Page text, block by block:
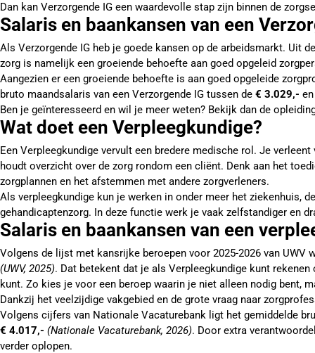
Dan kan Verzorgende IG een waardevolle stap zijn binnen de
Salaris en baankansen van een
Als Verzorgende IG heb je goede kansen op de arbeidsmarkt. Uit
zorg is namelijk een groeiende behoefte aan goed opgeleid
Aangezien er een groeiende behoefte is aan goed opgeleide
bruto maandsalaris van een Verzorgende IG tussen de € 3.029,-
Ben je geïnteresseerd en wil je meer weten? Bekijk dan de
Wat doet een Verpleegkundige?
Een Verpleegkundige vervult een bredere medische rol. Je
houdt overzicht over de zorg rondom een cliënt. Denk aan het
zorgplannen en het afstemmen met andere zorgverleners.
Als verpleegkundige kun je werken in onder meer het ziekenhuis,
gehandicaptenzorg. In deze functie werk je vaak zelfstandiger en
Salaris en baankansen van een
Volgens de lijst met kansrijke beroepen voor 2025-2026 van
(UWV, 2025). Dat betekent dat je als Verpleegkundige kunt
kunt. Zo kies je voor een beroep waarin je niet alleen nodig bent,
Dankzij het veelzijdige vakgebied en de grote vraag naar
Volgens cijfers van Nationale Vacaturebank ligt het gemiddelde
€ 4.017,- (Nationale Vacaturebank, 2026). Door extra
verder oplopen.